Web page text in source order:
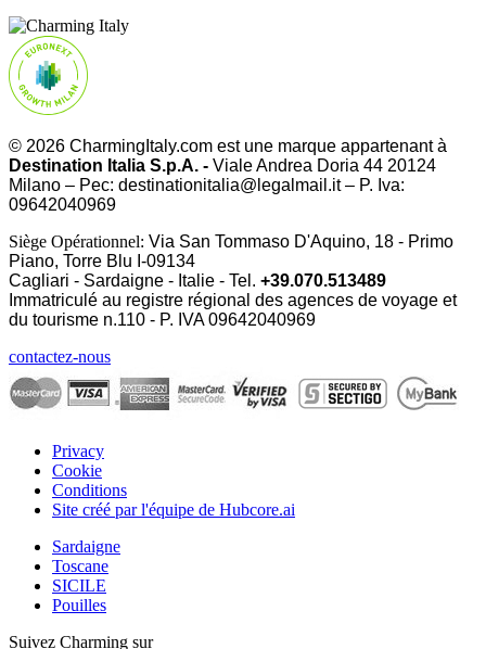
© 2026 CharmingItaly.com est une marque appartenant à
Destination Italia S.p.A. - Viale Andrea Doria 44 20124
Milano – Pec: destinationitalia@legalmail.it – P. Iva:
09642040969
Siège Opérationnel: Via San Tommaso D'Aquino, 18 - Primo
Piano, Torre Blu I-09134
Cagliari - Sardaigne - Italie - Tel. +39.070.513489
Immatriculé au registre régional des agences de voyage et
du tourisme n.110 - P. IVA09642040969
contactez-nous
Privacy
Cookie
Conditions
Site créé par l'équipe de Hubcore.ai
Sardaigne
Toscane
SICILE
Pouilles
Suivez Charming sur